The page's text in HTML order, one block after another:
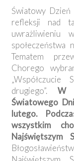
Światowy
refleksji nad
uwrażliwieniu
Tematem
Chorego
„Współczucie
drugiego”. W
Światowego
lutego.
wszystkim
Najświętszym